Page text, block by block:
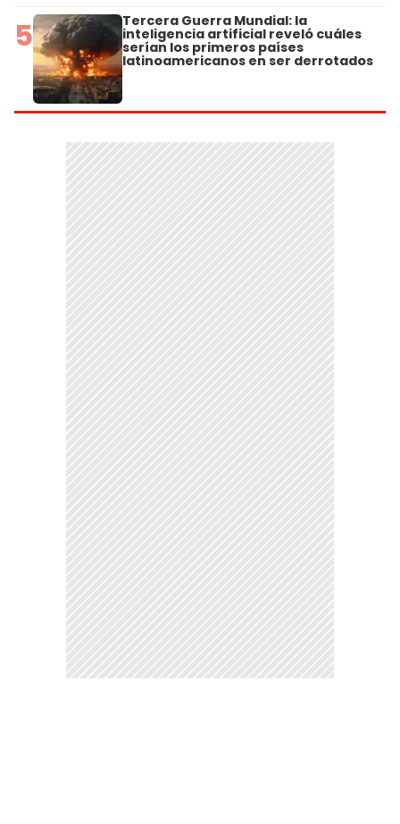
5 Tercera Guerra Mundial: la
inteligencia artificial reveló cuáles
serían los primeros países
latinoamericanos en ser derrotados